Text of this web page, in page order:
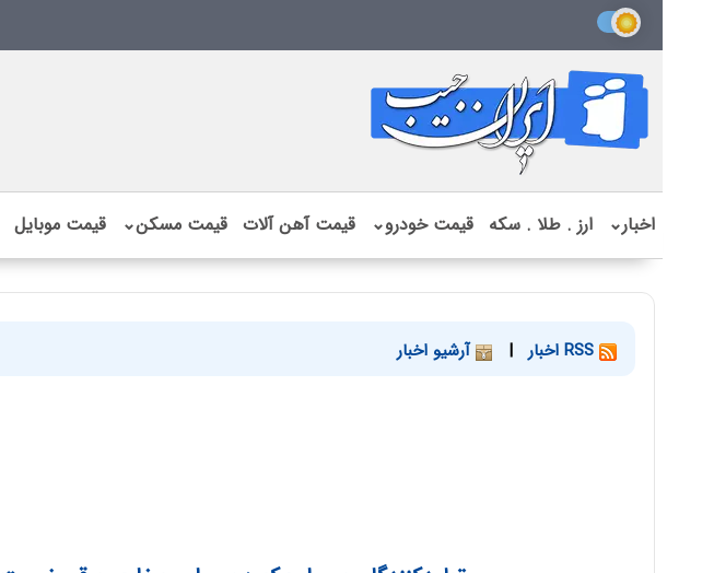
اخبار⌄ ارز . طلا . سکه قیمت خودرو⌄ قیمت آهن آلات قیمت مسکن⌄ قیمت موبایل
| آرشیو اخبار